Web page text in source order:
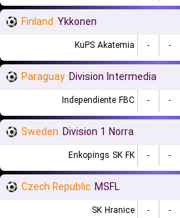
Finland Ykkonen
KuPS Akatemia - -
Paraguay Division Intermedia
Independiente FBC - -
Sweden Division 1 Norra
Enkopings SK FK - -
Czech Republic MSFL
SK Hranice - -